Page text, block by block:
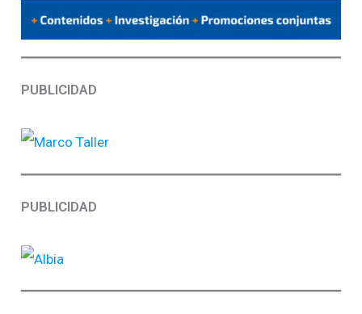
PUBLICIDAD
PUBLICIDAD